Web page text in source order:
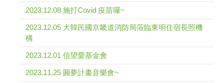
2023.12.08 施打Covid 疫苗囉~
2023.12.05 大韓民國京畿道消防局蒞臨東明住宿長照機
構
2023.12.01 信望愛基金會
2023.11.25 圓夢計畫音樂會~